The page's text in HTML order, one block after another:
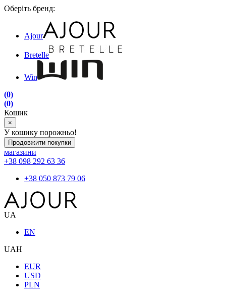
Оберіть бренд:
Ajour
Bretelle
Win
(0)
(0)
Кошик
×
У кошику порожньо!
Продовжити покупки
магазини
+38 098 292 63 36
+38 050 873 79 06
UA
EN
UAH
EUR
USD
PLN